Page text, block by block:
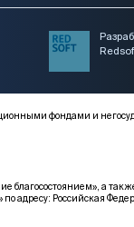
фондами и
а также
адресу: Российская